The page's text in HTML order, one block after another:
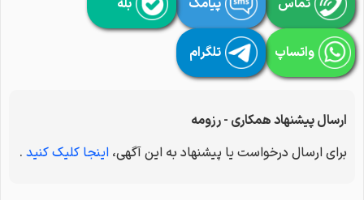
تماس پیامک بله
واتساپ تلگرام
ارسال پیشنهاد همکاری - رزومه
برای ارسال درخواست یا پیشنهاد به این آگهی، اینجا کلیک کنید .